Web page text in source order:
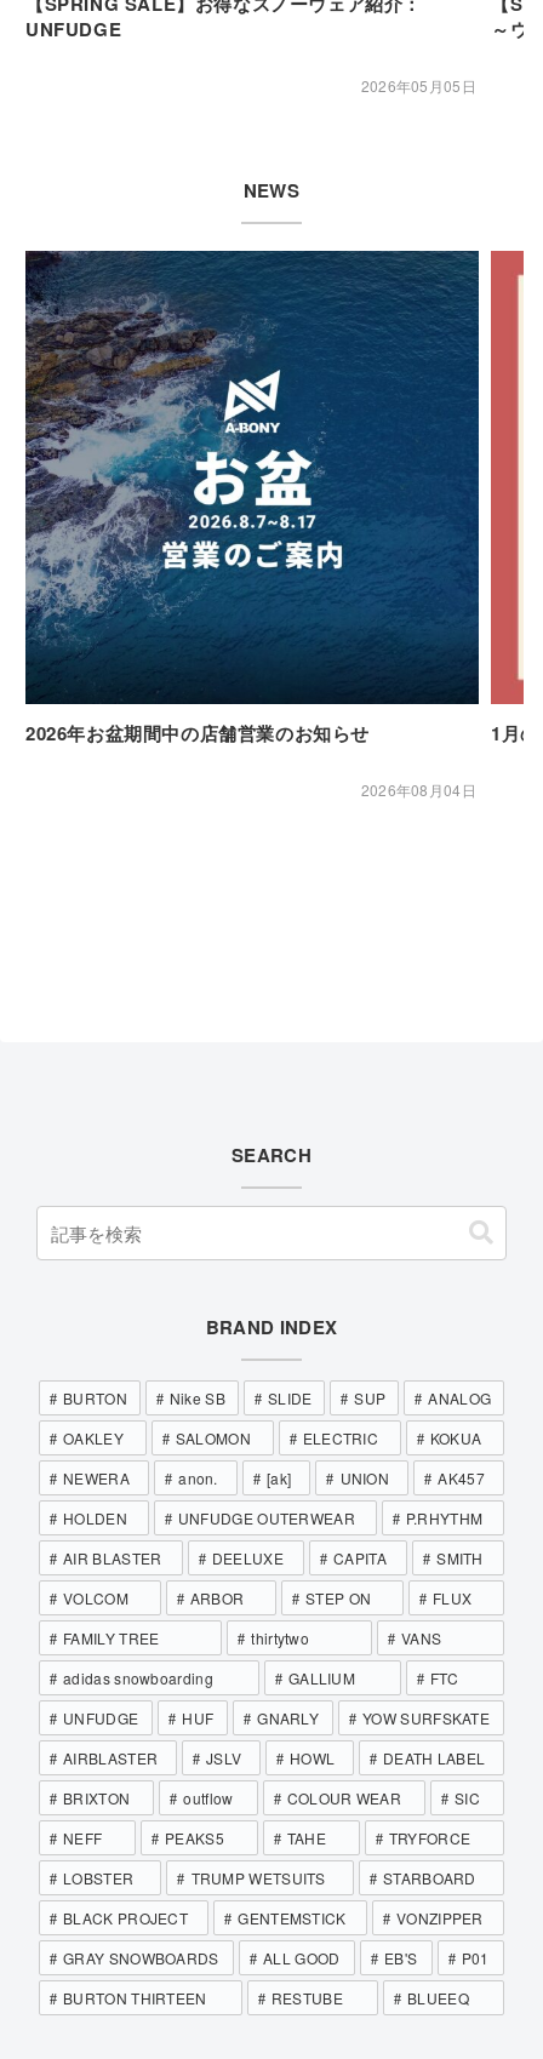
UNFUDGE
2026年05月05日
～ウ
NEWS
2026年お盆期間中の店舗営業のお知らせ
2026年08月04日
1月
SEARCH
BRAND INDEX
BURTON Nike SB SLIDE SUP
ANALOG
OAKLEY
SALOMON ELECTRIC
KOKUA
NEWERA
anon. [ak] UNION
AK457
HOLDEN
UNFUDGE OUTERWEAR
P.RHYTHM
AIR BLASTER
DEELUXE CAPITA
SMITH
VOLCOM
ARBOR STEP ON
FLUX
FAMILY TREE
thirtytwo
VANS
adidas snowboarding
GALLIUM
FTC
UNFUDGE
HUF GNARLY
YOW SURFSKATE
AIRBLASTER
JSLV HOWL
DEATH LABEL
BRIXTON
outflow COLOUR WEAR
SIC
NEFF
PEAKS5 TAHE
TRYFORCE
LOBSTER
TRUMP WETSUITS
STARBOARD
BLACK PROJECT
GENTEMSTICK
VONZIPPER
GRAY SNOWBOARDS
ALL GOOD EB'S
P01
BURTON THIRTEEN
RESTUBE BLUEEQ